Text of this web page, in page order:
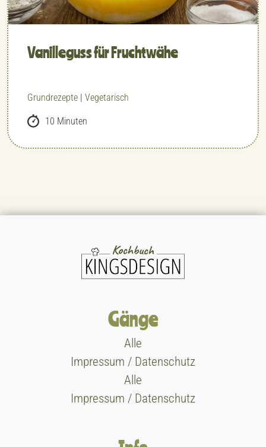
Vanilleguss für Fruchtwähe
Grundrezepte | Vegetarisch
10 Minuten
Gänge
Alle
Impressum / Datenschutz
Alle
Impressum / Datenschutz